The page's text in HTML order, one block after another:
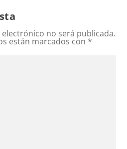
no será publicada.
están marcados con *